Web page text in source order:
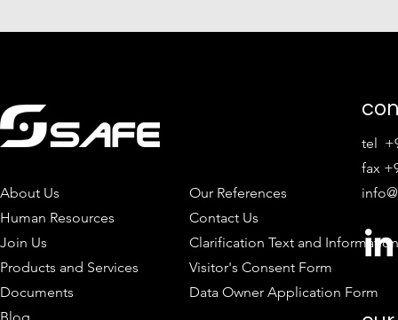
About Us
Human Resources
Join Us
Products and Services
Documents
Our References
Contact Us
Clarification Text and
Visitor's Consent Form
Data Owner Application Form
tel
fax